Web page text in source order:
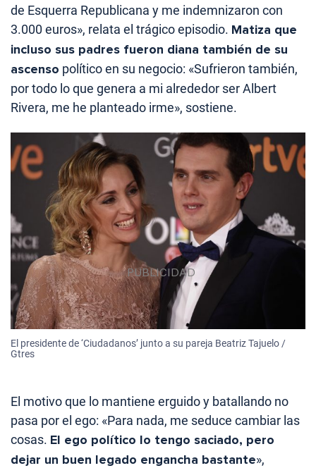
de Esquerra Republicana y me indemnizaron con
3.000 euros», relata el trágico episodio. Matiza que
incluso sus padres fueron diana también de su
ascenso político en su negocio: «Sufrieron también,
por todo lo que genera a mi alrededor ser Albert
Rivera, me he planteado irme», sostiene.
El presidente de ‘Ciudadanos’ junto a su pareja Beatriz Tajuelo /
Gtres
El motivo que lo mantiene erguido y batallando no
pasa por el ego: «Para nada, me seduce cambiar las
cosas. El ego político lo tengo saciado, pero
dejar un buen legado engancha bastante»,